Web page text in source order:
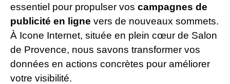
essentiel pour propulser vos campagnes de
publicité en ligne vers de nouveaux sommets.
À Icone Internet, située en plein cœur de Salon
de Provence, nous savons transformer vos
données en actions concrètes pour améliorer
votre visibilité.